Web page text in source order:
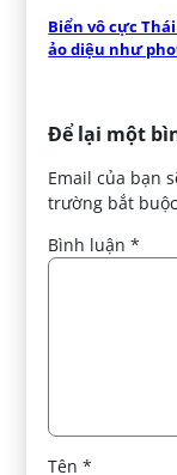
Biển vô cực
ảo diệu như
Để lại một
Email của bạn
trường bắt
Bình luận*
Tên*